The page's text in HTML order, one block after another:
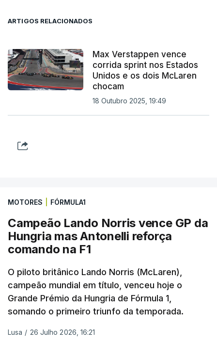
ARTIGOS RELACIONADOS
Max Verstappen vence
corrida sprint nos Estados
Unidos e os dois McLaren
chocam
18 Outubro 2025, 19:49
MOTORES FÓRMULA1
Campeão Lando Norris vence GP da
Hungria mas Antonelli reforça
comando na F1
O piloto britânico Lando Norris (McLaren),
campeão mundial em título, venceu hoje o
Grande Prémio da Hungria de Fórmula 1,
somando o primeiro triunfo da temporada.
Lusa / 26 Julho 2026, 16:21